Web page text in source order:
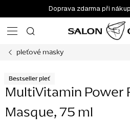
na
obsah
Doprava zdarma při
pleťové masky
Bestseller pleť
MultiVitamin Power
Masque, 75 ml